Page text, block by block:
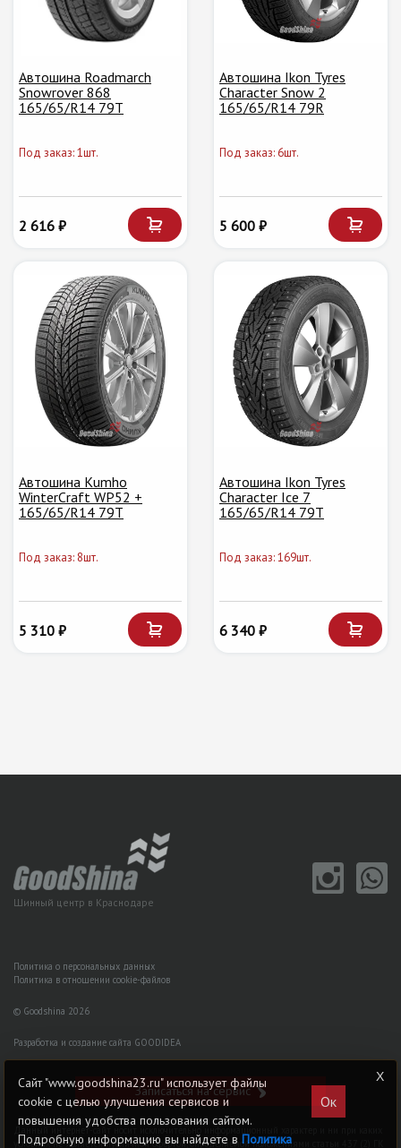
Автошина Roadmarch
Snowrover 868
165/65/R14 79T
Под заказ: 1шт.
2 616 ₽
Автошина Ikon Tyres
Character Snow 2
165/65/R14 79R
Под заказ: 6шт.
5 600 ₽
Автошина Kumho
WinterCraft WP52 +
165/65/R14 79T
Под заказ: 8шт.
5 310 ₽
Автошина Ikon Tyres
Character Ice 7
165/65/R14 79T
Под заказ: 169шт.
6 340 ₽
Шинный центр в Краснодаре
Политика о персональных данных
Политика в отношении cookie-файлов
© Goodshina 2026
Разработка и создание сайта GOODIDEA
Записаться на сервис
Данный интернет-сайт носит исключительно информационный характер и ни при каких
условиях не является публичной офертой, определяемой положениями статьи 437 (2) ГK
Сайт "www.goodshina23.ru" использует файлы
cookie с целью улучшения сервисов и
повышения удобства пользования сайтом.
Подробную информацию вы найдете вПолитика
Ок